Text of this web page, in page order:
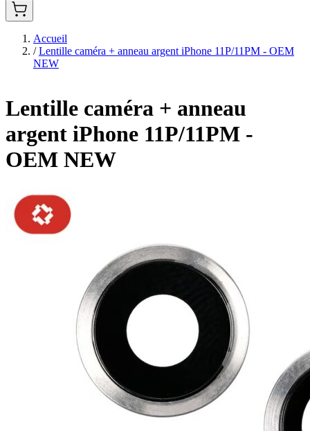
Accueil
/ Lentille caméra + anneau argent iPhone 11P/11PM - OEM
NEW
Lentille caméra + anneau
argent iPhone 11P/11PM -
OEM NEW